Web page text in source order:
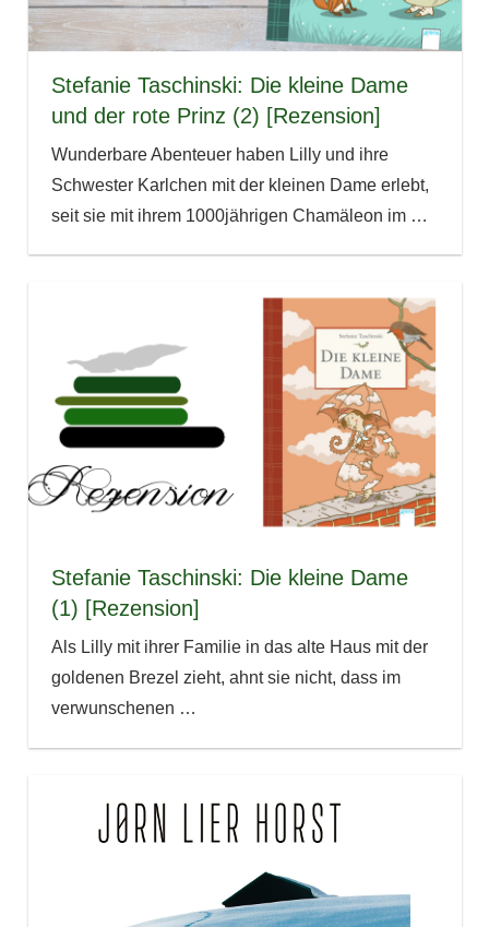
Stefanie Taschinski: Die kleine Dame
und der rote Prinz (2) [Rezension]
Wunderbare Abenteuer haben Lilly und ihre
Schwester Karlchen mit der kleinen Dame erlebt,
seit sie mit ihrem 1000jährigen Chamäleon im …
Stefanie Taschinski: Die kleine Dame
(1) [Rezension]
Als Lilly mit ihrer Familie in das alte Haus mit der
goldenen Brezel zieht, ahnt sie nicht, dass im
verwunschenen …